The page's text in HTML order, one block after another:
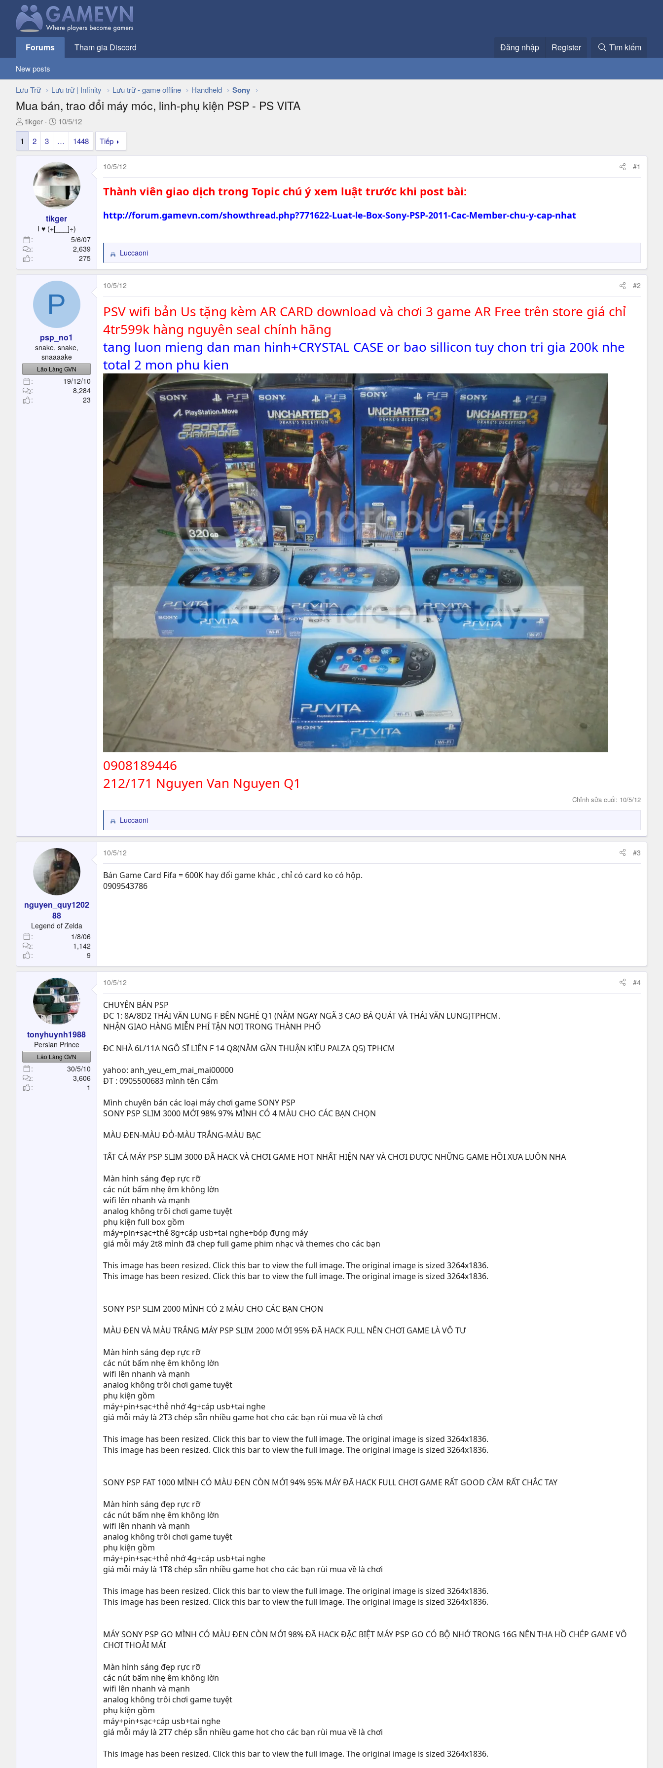
Forums Tham gia Discord Đăng nhập Register Tìm kiếm
New posts
Lưu Trữ Lưu trữ | Infinity Lưu trữ - game offline Handheld Sony
Mua bán, trao đổi máy móc, linh-phụ kiện PSP - PS VITA
T
h
e
e
r
tikger
N
g
à
y
g
ử
i
10/5/12
1
2 3 … 1448 Tiếp
tikger
I ♥ (+[___]÷)
5/6/07
2,639
275
10/5/12 #1
Thành viên giao dịch trong Topic chú ý xem luật trước khi post bài:
http://forum.gamevn.com/showthread.php?771622-Luat-le-Box-Sony-PSP-2011-Cac-Member-chu-y-cap-nhat
R
e
a
c
t
o
s
Luccaoni
P
psp_no1
snake, snake,
snaaaake
Lão Làng GVN
19/12/10
8,284
23
10/5/12 #2
PSV wifi bản Us tặng kèm AR CARD download và chơi 3 game AR Free trên store giá chỉ
4tr599k hàng nguyên seal chính hãng
tang luon mieng dan man hinh+CRYSTAL CASE or bao sillicon tuy chon tri gia 200k nhe
total 2 mon phu kien
0908189446
212/171 Nguyen Van Nguyen Q1
Chỉnh sửa cuối: 10/5/12
R
e
a
c
t
i
o
n
Luccaoni
nguyen_quy1202
88
Legend of Zelda
1/8/06
1,142
9
10/5/12 #3
Bán Game Card Fifa = 600K hay đổi game khác , chỉ có card ko có hộp.
0909543786
tonyhuynh1988
Persian Prince
Lão Làng GVN
30/5/10
3,606
1
10/5/12 #4
CHUYÊN BÁN PSP
ĐC 1: 8A/8D2 THÁI VĂN LUNG F BẾN NGHÉ Q1 (NẰM NGAY NGÃ 3 CAO BÁ QUÁT VÀ THÁI VĂN LUNG)TPHCM.
NHẬN GIAO HÀNG MIỄN PHÍ TẬN NƠI TRONG THÀNH PHỐ
ĐC NHÀ 6L/11A NGÔ SĨ LIÊN F 14 Q8(NẰM GẦN THUẬN KIỀU PALZA Q5) TPHCM
yahoo: anh_yeu_em_mai_mai00000
ĐT : 0905500683 mình tên Cẩm
Mình chuyên bán các loại máy chơi game SONY PSP
SONY PSP SLIM 3000 MỚI 98% 97% MÌNH CÓ 4 MÀU CHO CÁC BẠN CHỌN
MÀU ĐEN-MÀU ĐỎ-MÀU TRẮNG-MÀU BẠC
TẤT CẢ MÁY PSP SLIM 3000 ĐÃ HACK VÀ CHƠI GAME HOT NHẤT HIỆN NAY VÀ CHƠI ĐƯỢC NHỮNG GAME HỒI XƯA LUÔN NHA
Màn hình sáng đẹp rực rỡ
các nút bấm nhẹ êm không lờn
wifi lên nhanh và mạnh
analog không trôi chơi game tuyệt
phụ kiện full box gồm
máy+pin+sạc+thẻ 8g+cáp usb+tai nghe+bóp đựng máy
giá mỗi máy 2t8 mình đã chep full game phim nhạc và themes cho các bạn
This image has been resized. Click this bar to view the full image. The original image is sized 3264x1836.
This image has been resized. Click this bar to view the full image. The original image is sized 3264x1836.
SONY PSP SLIM 2000 MÌNH CÓ 2 MÀU CHO CÁC BẠN CHỌN
MÀU ĐEN VÀ MÀU TRẮNG MÁY PSP SLIM 2000 MỚI 95% ĐÃ HACK FULL NÊN CHƠI GAME LÀ VÔ TƯ
Màn hình sáng đẹp rực rỡ
các nút bấm nhẹ êm không lờn
wifi lên nhanh và mạnh
analog không trôi chơi game tuyệt
phụ kiện gồm
máy+pin+sạc+thẻ nhớ 4g+cáp usb+tai nghe
giá mỗi máy là 2T3 chép sẵn nhiều game hot cho các bạn rùi mua về là chơi
This image has been resized. Click this bar to view the full image. The original image is sized 3264x1836.
This image has been resized. Click this bar to view the full image. The original image is sized 3264x1836.
SONY PSP FAT 1000 MÌNH CÓ MÀU ĐEN CÒN MỚI 94% 95% MÁY ĐÃ HACK FULL CHƠI GAME RẤT GOOD CẦM RẤT CHẮC TAY
Màn hình sáng đẹp rực rỡ
các nút bấm nhẹ êm không lờn
wifi lên nhanh và mạnh
analog không trôi chơi game tuyệt
phụ kiện gồm
máy+pin+sạc+thẻ nhớ 4g+cáp usb+tai nghe
giá mỗi máy là 1T8 chép sẵn nhiều game hot cho các bạn rùi mua về là chơi
This image has been resized. Click this bar to view the full image. The original image is sized 3264x1836.
This image has been resized. Click this bar to view the full image. The original image is sized 3264x1836.
MÁY SONY PSP GO MÌNH CÓ MÀU ĐEN CÒN MỚI 98% ĐÃ HACK ĐẶC BIỆT MÁY PSP GO CÓ BỘ NHỚ TRONG 16G NÊN THA HỒ CHÉP GAME VÔ
CHƠI THOẢI MÁI
Màn hình sáng đẹp rực rỡ
các nút bấm nhẹ êm không lờn
wifi lên nhanh và mạnh
analog không trôi chơi game tuyệt
phụ kiện gồm
máy+pin+sạc+cáp usb+tai nghe
giá mỗi máy là 2T7 chép sẵn nhiều game hot cho các bạn rùi mua về là chơi
This image has been resized. Click this bar to view the full image. The original image is sized 3264x1836.